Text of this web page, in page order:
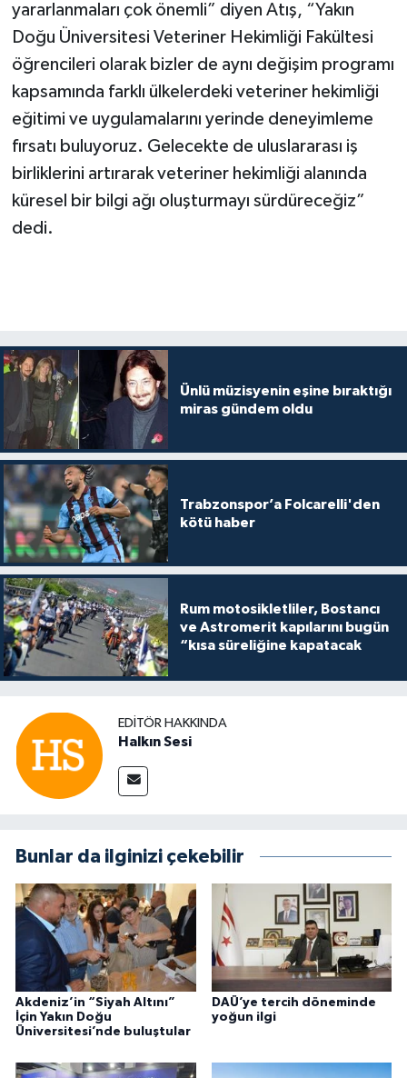
yararlanmaları çok önemli” diyen Atış, “Yakın
Doğu Üniversitesi Veteriner Hekimliği Fakültesi
öğrencileri olarak bizler de aynı değişim programı
kapsamında farklı ülkelerdeki veteriner hekimliği
eğitimi ve uygulamalarını yerinde deneyimleme
fırsatı buluyoruz. Gelecekte de uluslararası iş
birliklerini artırarak veteriner hekimliği alanında
küresel bir bilgi ağı oluşturmayı sürdüreceğiz”
dedi.
Ünlü müzisyenin eşine bıraktığı
miras gündem oldu
Trabzonspor’a Folcarelli'den
kötü haber
Rum motosikletliler, Bostancı
ve Astromerit kapılarını bugün
“kısa süreliğine kapatacak
EDITÖR HAKKINDA
Halkın Sesi
Bunlar da ilginizi çekebilir
Akdeniz’in “Siyah Altını”
İçin Yakın Doğu
Üniversitesi’nde buluştular
DAÜ’ye tercih döneminde
yoğun ilgi